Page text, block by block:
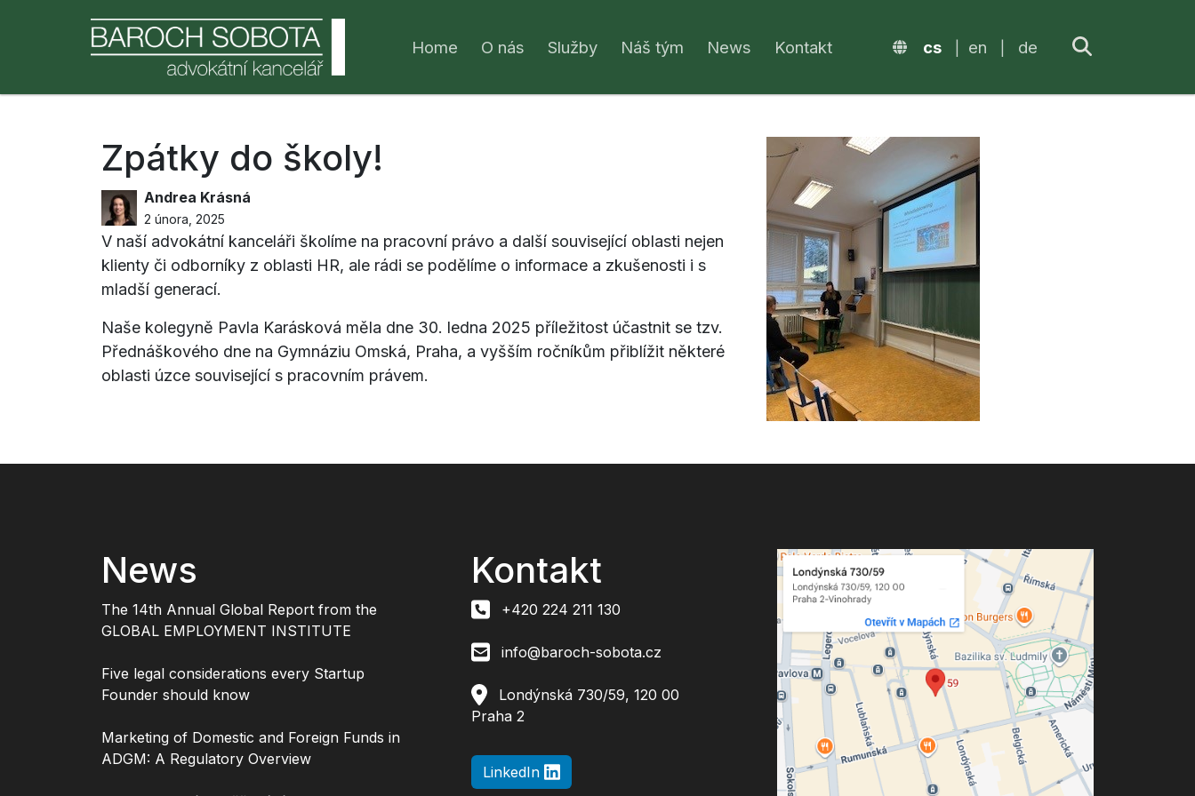
Home O nás Služby Náš tým News Kontakt cs en de
Zpátky do školy!
Andrea Krásná
2 února, 2025
V naší advokátní kanceláři školíme na pracovní právo a další související oblasti nejen
klienty či odborníky z oblasti HR, ale rádi se podělíme o informace a zkušenosti i s
mladší generací.
Naše kolegyně Pavla Karásková měla dne 30. ledna 2025 příležitost účastnit se tzv.
Přednáškového dne na Gymnáziu Omská, Praha, a vyšším ročníkům přiblížit některé
oblasti úzce související s pracovním právem.
News
The 14th Annual Global Report from the
GLOBAL EMPLOYMENT INSTITUTE
Five legal considerations every Startup
Founder should know
Marketing of Domestic and Foreign Funds in
ADGM: A Regulatory Overview
Kontakt
+420 224 211 130
info@baroch-sobota.cz
Londýnská 730/59, 120 00
Praha 2
LinkedIn